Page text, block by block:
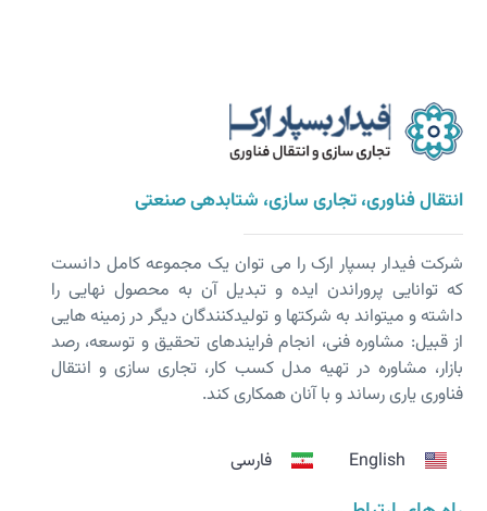
انتقال فناوری، تجاری سازی، شتابدهی صنعتی
شرکت فیدار بسپار ارک را می توان یک مجموعه کامل دانست
که توانایی پروراندن ایده و تبدیل آن به محصول نهایی را
داشته و می­تواند به شرکت­ها و تولیدکنندگان دیگر در زمینه هایی
از قبیل: مشاوره فنی، انجام فرایندهای تحقیق و توسعه، رصد
بازار، مشاوره در تهیه مدل کسب کار، تجاری سازی و انتقال
فناوری یاری رساند و با آنان همکاری کند.
English فارسی